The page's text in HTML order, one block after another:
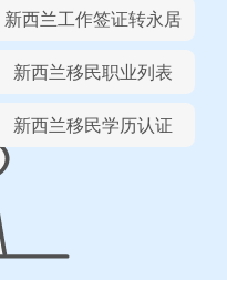
新西兰工作签证转永居
新西兰移民职业列表
新西兰移民学历认证